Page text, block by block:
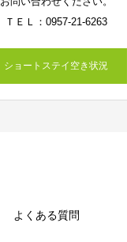
ＴＥＬ：0957-21-6263
ショートステイ空き状況
よくある質問